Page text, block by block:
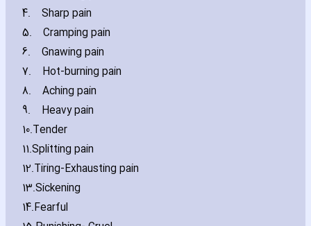
4.
Sharp pain
5.
Cramping pain
6.
Gnawing pain
7.
Hot-burning pain
8.
Aching pain
9.
Heavy pain
10.Tender
11.Splitting pain
12.Tiring-Exhausting pain
13.Sickening
14.Fearful